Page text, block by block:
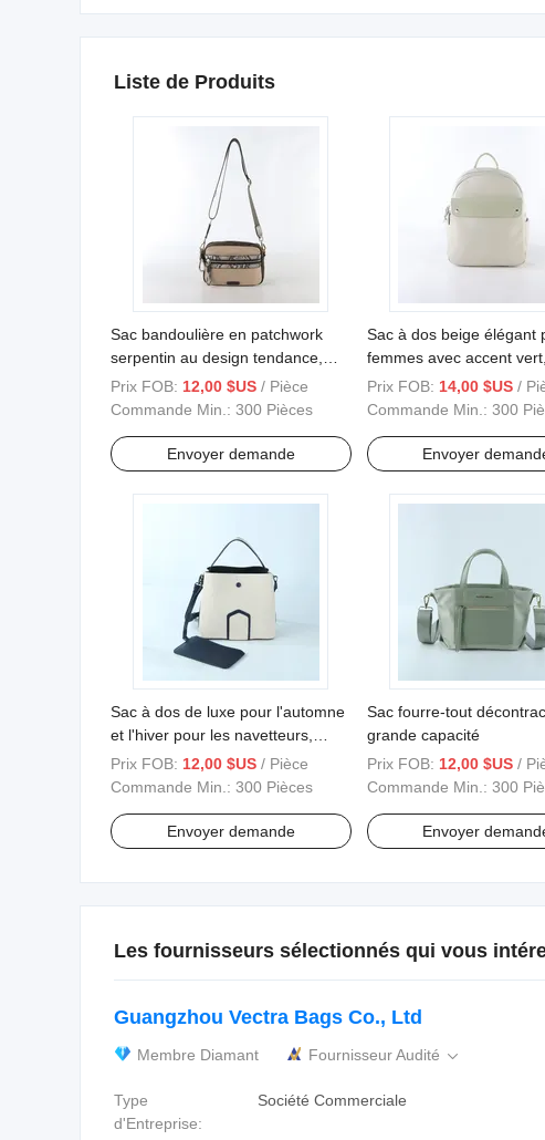
Liste de Produits
Sac bandoulière en patchwork
serpentin au design tendance,
parfait pour rehausser n'importe
quelle tenue de style urbain
Prix FOB: 12,00 $US / Pièce
Commande Min.: 300 Pièces
Envoyer demande
Sac à dos beige élégant
femmes avec accent vert,
à la mode
Prix FOB: 14,00 $US /
Commande Min.: 300
Envoyer
Sac à dos de luxe pour l'automne
et l'hiver pour les navetteurs,
grand sac bandoulière avec
doublure en cuir véritable, sacs à
Prix FOB: 12,00 $US / Pièce
Commande Min.: 300 Pièces
Envoyer demande
Sac fourre-tout
grande capacité
Prix FOB: 12,00 $US /
Commande Min.: 300
Envoyer
Les fournisseurs sélectionnés qui vous
Guangzhou Vectra Bags Co., Ltd
Membre Diamant Fournisseur Audité 
Type
d'Entreprise:
Société Commerciale